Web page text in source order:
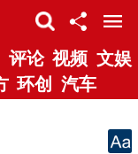
评论 视频 文娱
环创 汽车